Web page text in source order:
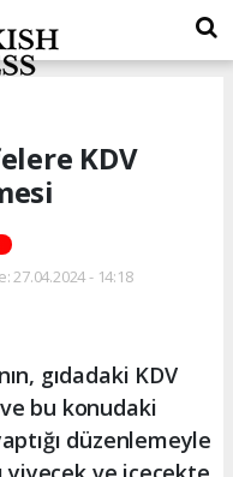
KDV
27.04.2024 - 14:18
gıdadaki KDV
bu konudaki
düzenlemeyle